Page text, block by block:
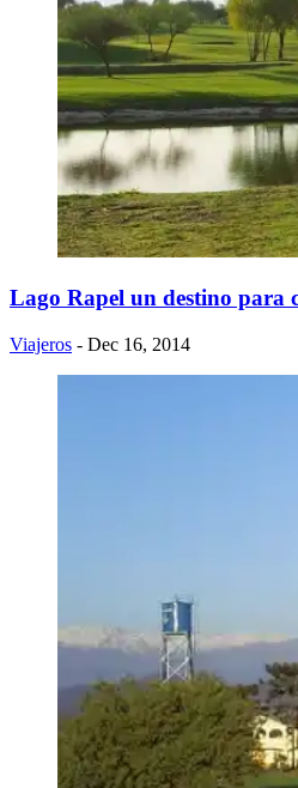
Lago Rapel un destino para
Viajeros - Dec 16, 2014